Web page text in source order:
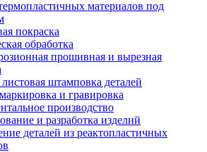
материалов под
покраска
обработка
прошивная и вырезная
штамповка деталей
и гравировка
производство
и разработка изделий
деталей из реактопластичных